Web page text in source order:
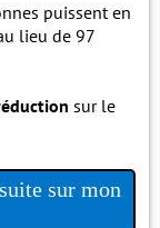
puissent en
lieu de 97
sur le
sur mon